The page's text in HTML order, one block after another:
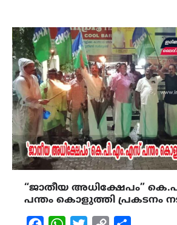
“ജാതീയ അധിക്ഷേപം”
പന്തം കൊളുത്തി പ്രകടനം